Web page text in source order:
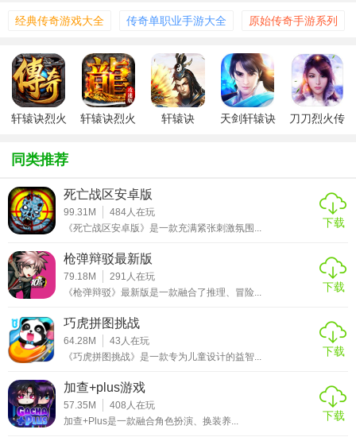
的造型，给你全新的体验。
去欣赏。
4、最炫目的技能施放屏，随意展示大量特效，会让你成为战
场上闪亮的战士！
着你主宰！
【游戏玩法】
1、魔幻战斗史诗对决，重生历险劲斗PK，极致热血超燃劲
战， 火爆来袭劲斗对决，无双幻域重现极致热血英雄战；
2、层层魔塔关卡突袭，史诗劲战副本对决，无限制的闯关战
斗，迎接历险和众多的冒险者加入公户历险；
3、刺激挑战关卡历险，超劲爆的战斗竞技，浓郁的复古画风
让你身临其境感受最劲爆的英雄降魔之战。
【游戏攻略】
1、每个建筑都可以通过消耗帮众捐献的帮会资金进行升级。
经典传奇游戏大全 传奇单职业手游大全 原始传奇手游系列
轩辕诀烈火
轩辕诀烈火
轩辕诀 天剑轩辕诀 刀刀烈火传
同类推荐
死亡战区安卓版
99.31M 484 人在玩
《死亡战区安卓版》是一款充满紧张刺激氛围...
下载
枪弹辩驳最新版
79.18M 291 人在玩
《枪弹辩驳》最新版是一款融合了推理、冒险...
下载
巧虎拼图挑战
64.28M 43 人在玩
《巧虎拼图挑战》是一款专为儿童设计的益智...
下载
加查+plus游戏
57.35M 408 人在玩
加查+Plus是一款融合角色扮演、换装养...
下载